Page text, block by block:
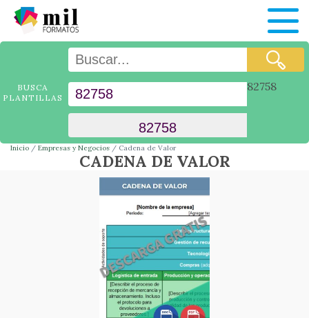
BUSCA
PLANTILLAS
82758
Inicio Empresas y Negocios Cadena de Valor
CADENA DE VALOR